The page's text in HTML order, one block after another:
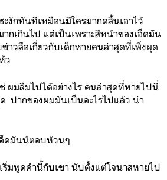
ะงักทันทีเหมือนมีใครมากดลิ้นเอาไว้
ากเกินไป แต่เป็นเพราะสีหน้าของเอ็ดมัน
าวลือเกี่ยวกับเด็กหายคนล่าสุดที่เพิ่งผุด
ว
ช่ ผมลืมไปได้อย่างไร คนล่าสุดที่หายไปนี่
ปากของผมมันเป็นอะไรไปแล้ว น่า
อ็ดมันน์ตอบห้วนๆ
ริ่มพูดคำนี้กับเขา นับตั้งแต่โจนาสหายไป